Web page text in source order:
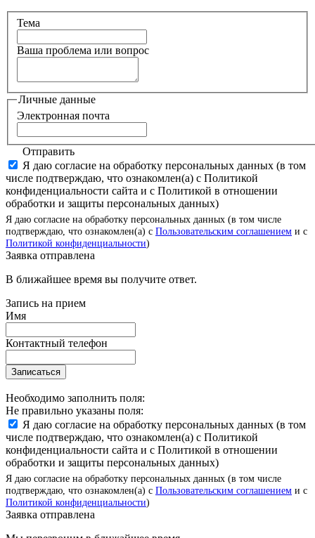
Тема
Ваша проблема или вопрос
Личные данные
Электронная почта
Отправить
Я даю согласие на обработку персональных данных (в том
числе подтверждаю, что ознакомлен(а) с Политикой
конфиденциальности сайта и с Политикой в отношении
обработки и защиты персональных данных)
Я даю согласие на обработку персональных данных (в том числе
подтверждаю, что ознакомлен(а) с Пользовательским соглашением и с
Политикой конфиденциальности)
Заявка отправлена
В ближайшее время вы получите ответ.
Запись на прием
Имя
Контактный телефон
Записаться
Необходимо заполнить поля:
Не правильно указаны поля:
Я даю согласие на обработку персональных данных (в том
числе подтверждаю, что ознакомлен(а) с Политикой
конфиденциальности сайта и с Политикой в отношении
обработки и защиты персональных данных)
Я даю согласие на обработку персональных данных (в том числе
подтверждаю, что ознакомлен(а) с Пользовательским соглашением и с
Политикой конфиденциальности)
Заявка отправлена